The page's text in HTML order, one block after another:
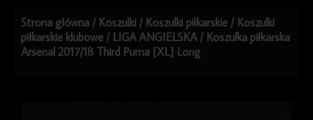
Strona główna / Koszulki / Koszulki piłkarskie / Koszulki
piłkarskie klubowe / LIGA ANGIELSKA / Koszulka piłkarska
Arsenal 2017/18 Third Puma [XL] Long